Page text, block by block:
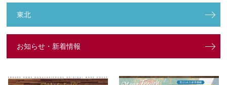
東北
お知らせ・新着情報